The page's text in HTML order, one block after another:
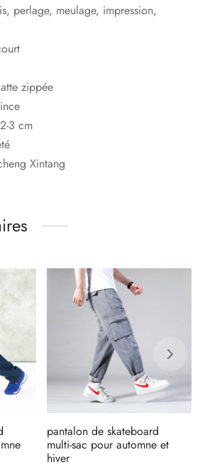
perlage, meulage, impression,
zippée
3 cm
Xintang
pantalon de skateboard
multi-sac pour automne et
hiver